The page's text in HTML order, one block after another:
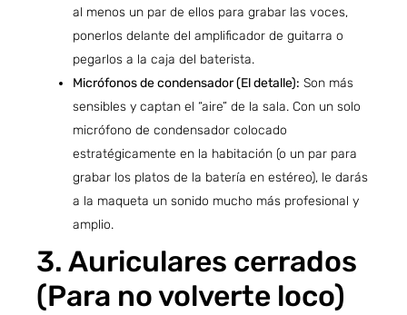
al menos un par de ellos para grabar las voces,
ponerlos delante del amplificador de guitarra o
pegarlos a la caja del baterista.
Micrófonos de condensador (El detalle): Son más
sensibles y captan el “aire” de la sala. Con un solo
micrófono de condensador colocado
estratégicamente en la habitación (o un par para
grabar los platos de la batería en estéreo), le darás
a la maqueta un sonido mucho más profesional y
amplio.
3. Auriculares cerrados
(Para no volverte loco)